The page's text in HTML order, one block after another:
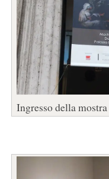
Ingresso della mostra